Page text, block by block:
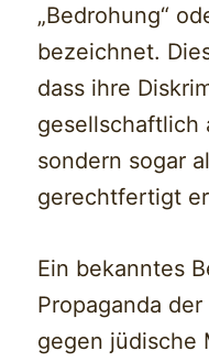
„Bedrohung“
bezeichnet.
dass ihre
gesellschaftlich
sondern sogar
gerechtfertigt
Ein bekanntes
Propaganda
gegen jüdische